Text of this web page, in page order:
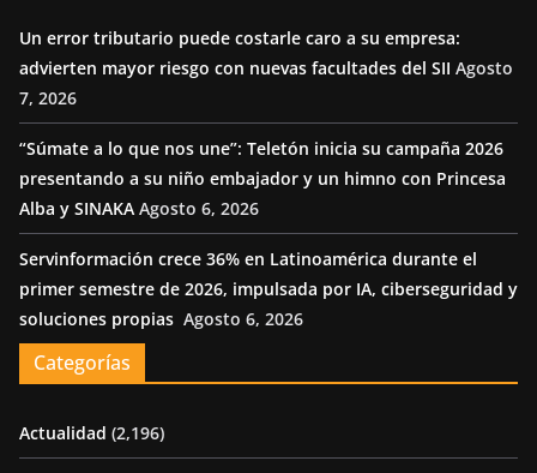
Un error tributario puede costarle caro a su empresa:
advierten mayor riesgo con nuevas facultades del SII Agosto
7, 2026
“Súmate a lo que nos une”: Teletón inicia su campaña 2026
presentando a su niño embajador y un himno con Princesa
Alba y SINAKA Agosto 6, 2026
Servinformación crece 36% en Latinoamérica durante el
primer semestre de 2026, impulsada por IA, ciberseguridad y
soluciones propias Agosto 6, 2026
Categorías
Actualidad (2,196)